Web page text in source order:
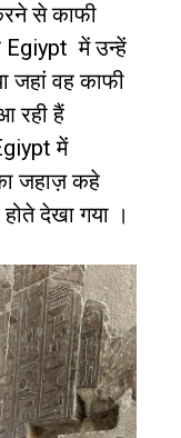
से काफी
Egiypt में उन्हें
जहां वह काफी
रही हैं
में
जहाज़ कहे
होते देखा गया ।